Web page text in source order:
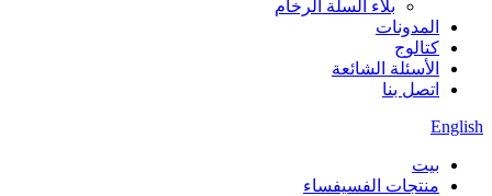
بلاء السلة الرخام
المدونات
كتالوج
الأسئلة الشائعة
اتصل بنا
English
بيت
منتجات الفسيفساء